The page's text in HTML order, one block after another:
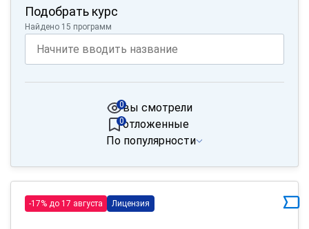
Подобрать курс
Найдено 15 программ
вы смотрели
0
отложенные
0
По популярности
-17% до 17 августа Лицензия